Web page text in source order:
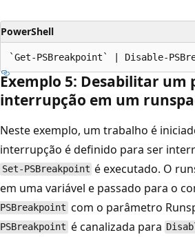
PowerShell
Exemplo 5: Desabilitar um
interrupção em um
Neste exemplo, um trabalho é
interrupção é definido para ser
Set-PSBreakpoint é executado. O
em uma variável e passado para o
PSBreakpoint com o parâmetro
PSBreakpoint é canalizada para